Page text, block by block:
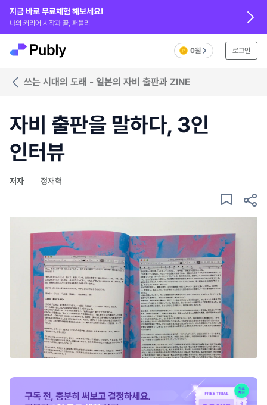
지금 바로 무료체험 해보세요!
나의 커리어 시작과 끝, 퍼블리
0원 로그인
쓰는 시대의 도래 - 일본의 자비 출판과 ZINE
자비 출판을 말하다, 3인
인터뷰
저자 정재혁